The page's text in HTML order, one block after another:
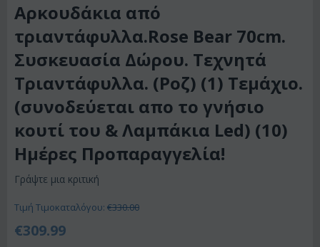
Αρκουδάκια από
τριαντάφυλλα.Rose Bear 70cm.
Συσκευασία Δώρου. Τεχνητά
Τριαντάφυλλα. (Ροζ) (1) Τεμάχιο.
(συνοδεύεται απο το γνήσιο
κουτί του & Λαμπάκια Led) (10)
Ημέρες Προπαραγγελία!
Γράψτε μια κριτική
Τιμή Τιμοκαταλόγου: €330.00
€309.99